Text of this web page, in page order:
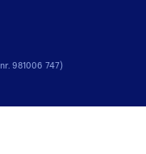
981006 747)